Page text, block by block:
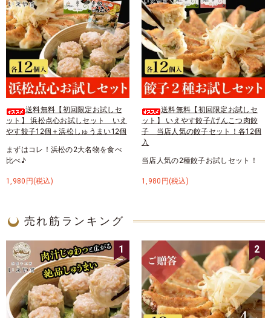
送料無料【初回限定お試しセ
ット】 浜松点心お試しセット いえ
やす餃子12個＋浜松しゅうまい12個
まずはコレ！浜松の2大名物を食べ
比べ♪
1,980円(税込)
送料無料【初回限定お試しセ
ット】 いえやす餃子/げんこつ肉餃
子 当店人気の餃子セット！各12個
入
当店人気の2種餃子お試しセット！
1,980円(税込)
売れ筋ランキング
1 2